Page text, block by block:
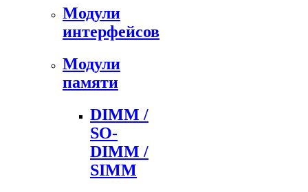
Модули
интерфейсов
Модули
памяти
DIMM /
SO-
DIMM /
SIMM